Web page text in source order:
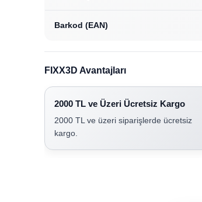
Barkod (EAN)
FIXX3D Avantajları
2000 TL ve Üzeri Ücretsiz Kargo
2000 TL ve üzeri siparişlerde ücretsiz
kargo.